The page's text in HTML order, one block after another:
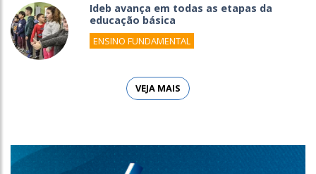
Ideb avança em todas as etapas da
educação básica
ENSINO FUNDAMENTAL
VEJA MAIS